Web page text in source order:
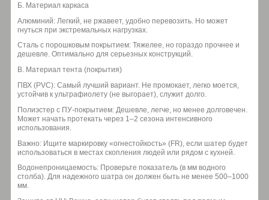
Б. Материал каркаса
Алюминий: Легкий, не ржавеет, удобно перевозить. Но может
гнуться при экстремальных нагрузках.
Сталь с порошковым покрытием: Тяжелее, но гораздо прочнее и
дешевле. Оптимально для серьезных конструкций.
В. Материал тента (покрытия)
ПВХ (PVC): Самый лучший вариант. Не промокает, легко моется,
устойчив к ультрафиолету (не выгорает), служит долго.
Полиэстер с ПУ-покрытием: Дешевле, легче, но менее долговечен.
Может начать протекать через 1–2 сезона интенсивного
использования.
Важно: Ищите маркировку «огнестойкость» (FR), если шатер будет
использоваться в местах скопления людей или рядом с кухней.
Водонепроницаемость: Проверьте показатель (в мм водного
столба). Для надежного шатра он должен быть не менее 500–1000
мм.